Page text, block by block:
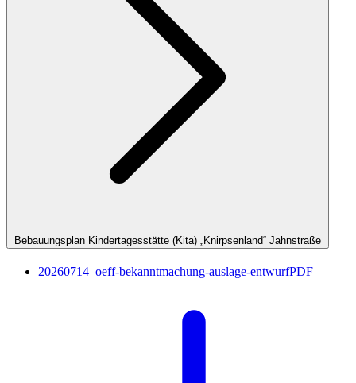
Bebauungsplan Kindertagesstätte (Kita) „Knirpsenland“ Jahnstraße
20260714_oeff-bekanntmachung-auslage-entwurfPDF